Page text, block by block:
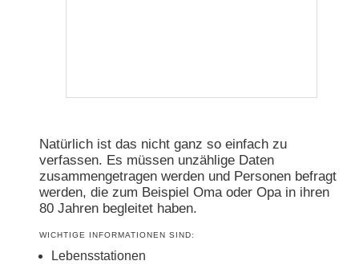
Natürlich ist das nicht ganz so einfach zu
verfassen. Es müssen unzählige Daten
zusammengetragen werden und Personen befragt
werden, die zum Beispiel Oma oder Opa in ihren
80 Jahren begleitet haben.
WICHTIGE INFORMATIONEN SIND:
Lebensstationen